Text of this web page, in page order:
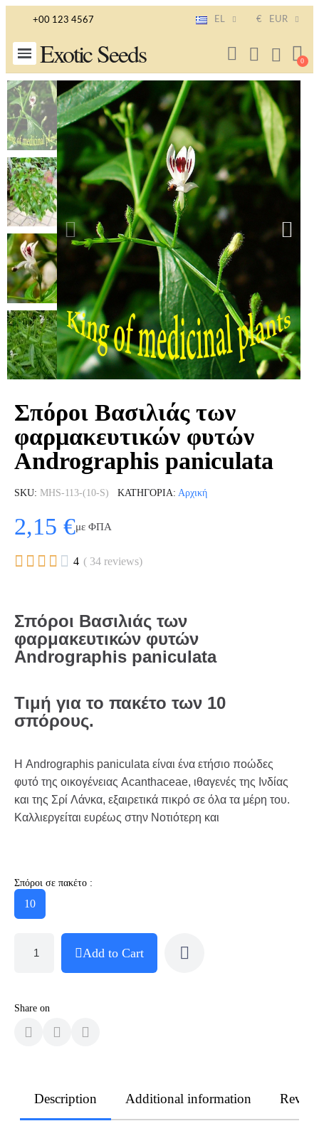
+00 123 4567 EL € EUR
Exotic Seeds
Σπόροι Βασιλιάς των
φαρμακευτικών φυτών
Andrographis paniculata
SKU MHS-113-(10-S) ΚΑΤΗΓΟΡΊΑ Αρχική
2,15 €με ΦΠΑ
     4 ( 34 reviews)
Σπόροι Βασιλιάς των
φαρμακευτικών φυτών
Andrographis paniculata
Τιμή για το πακέτο των 10
σπόρους.
Η Andrographis paniculata είναι ένα ετήσιο ποώδες
φυτό της οικογέ­νειας Acanthaceae, ιθαγενές της Ινδίας
και της Σρί Λάνκα, εξαιρε­τικά πικρό σε όλα τα μέρη του.
Καλλιεργείται ευρέως στην Νοτιό­τερη και
Σπόροι σε πακέτο :
10
Add to Cart
Share on
Description Additional information